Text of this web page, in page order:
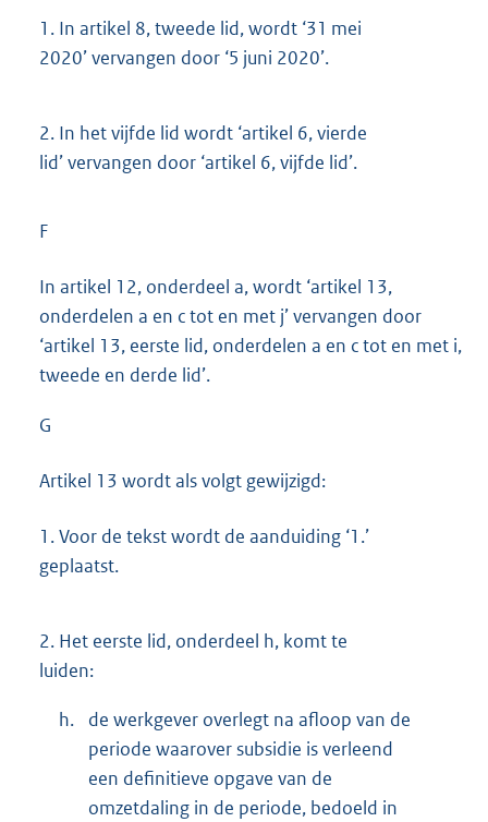
1. In artikel 8, tweede lid, wordt ‘31 mei
2020’ vervangen door ‘5 juni 2020’.
2. In het vijfde lid wordt ‘artikel 6, vierde
lid’ vervangen door ‘artikel 6, vijfde lid’.
F
In artikel 12, onderdeel a, wordt ‘artikel 13,
onderdelen a en c tot en met j’ vervangen door
‘artikel 13, eerste lid, onderdelen a en c tot en met i,
tweede en derde lid’.
G
Artikel 13 wordt als volgt gewijzigd:
1.Voor de tekst wordt de aanduiding ‘1.’
geplaatst.
2. Het eerste lid, onderdeel h, komt te
luiden:
h.
de werkgever overlegt na afloop van de
periode waarover subsidie is verleend
een definitieve opgave van de
omzetdaling in de periode, bedoeld in